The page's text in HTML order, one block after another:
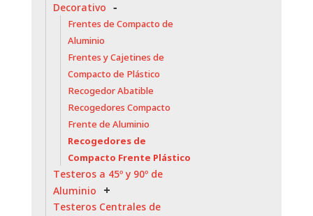
Decorativo
Frentes de Compacto de
Aluminio
Frentes y Cajetines de
Compacto de Plástico
Recogedor Abatible
Recogedores Compacto
Frente de Aluminio
Recogedores de
Compacto Frente Plástico
Testeros a 45º y 90º de
Aluminio
Testeros Centrales de